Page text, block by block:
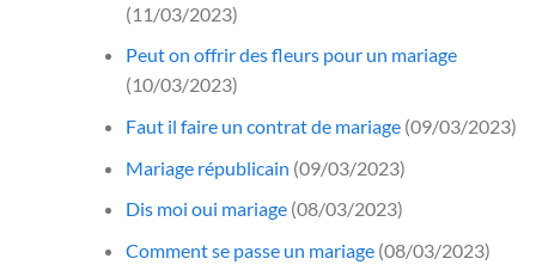
(11/03/2023)
Peut on offrir des fleurs pour un mariage
(10/03/2023)
Faut il faire un contrat de mariage(09/03/2023)
Mariage républicain (09/03/2023)
Dis moi oui mariage(08/03/2023)
Comment se passe un mariage(08/03/2023)